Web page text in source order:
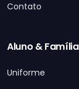
Contato
Aluno & Família
Uniforme